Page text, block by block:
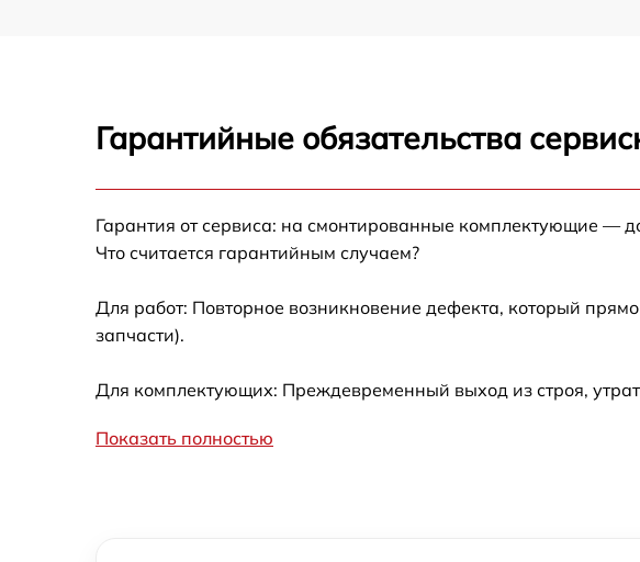
Ремонт гидросистемы кофемашины Rondell
Комплексная профилактика кофемашины
Гарантийные обязательства
Гарантия от сервиса: на смонтированные комплектующие —
Что считается гарантийным случаем?
Для работ: Повторное возникновение дефекта, который
запчасти).
Для комплектующих: Преждевременный выход из строя,
Показать полностью